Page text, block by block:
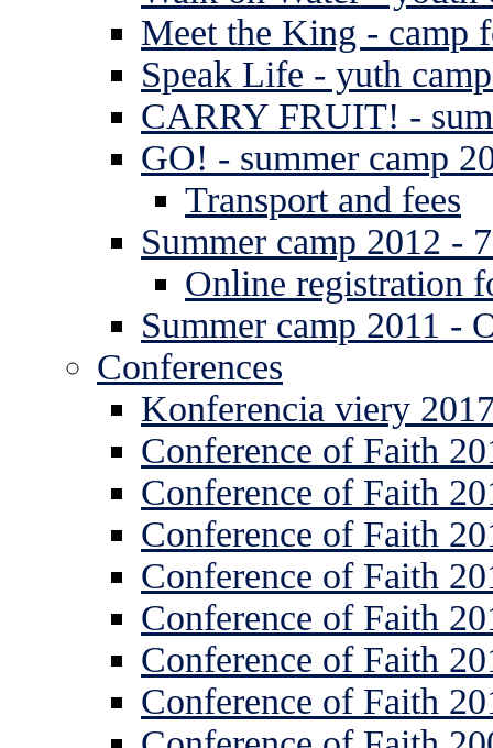
Meet the King - camp
Speak Life - yuth
CARRY FRUIT! -
GO! - summer camp
Transport and fees
Summer camp 2012 -
Online registration
Summer camp 2011 -
Conferences
Konferencia viery
Conference of Faith
Conference of Faith
Conference of Faith
Conference of Faith
Conference of Faith
Conference of Faith
Conference of Faith